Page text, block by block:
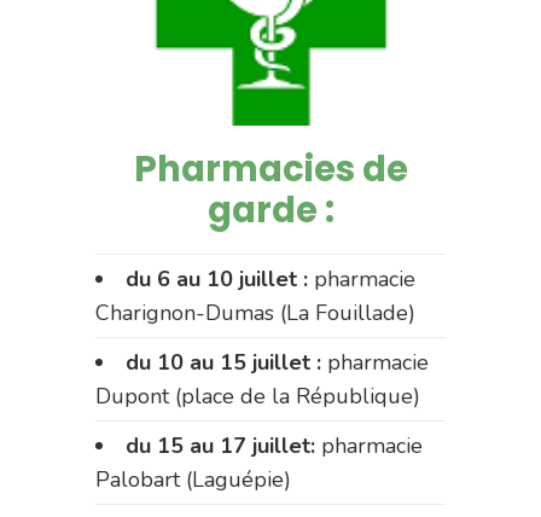
Pharmacies de
garde :
du 6 au 10 juillet : pharmacie
Charignon-Dumas (La Fouillade)
du 10 au 15 juillet : pharmacie
Dupont (place de la République)
du 15 au 17 juillet: pharmacie
Palobart (Laguépie)